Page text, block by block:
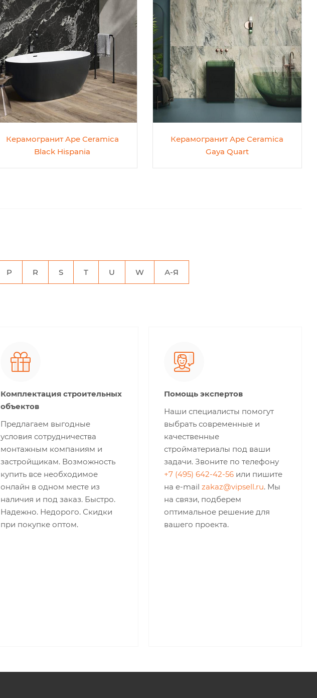
Керамогранит Ape Ceramica
Black Hispania
Керамогранит Ape Ceramica
Gaya Quart
P R S T U W А-Я
Комплектация строительных
объектов
Предлагаем выгодные
условия сотрудничества
монтажным компаниям и
застройщикам. Возможность
купить все необходимое
онлайн в одном месте из
наличия и под заказ. Быстро.
Надежно. Недорого. Скидки
при покупке оптом.
Помощь экспертов
Наши специалисты помогут
выбрать современные и
качественные
стройматериалы под ваши
задачи. Звоните по телефону
+7 (495) 642-42-56 или пишите
на e-mail zakaz@vipsell.ru. Мы
на связи, подберем
оптимальное решение для
вашего проекта.